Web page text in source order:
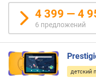
а
)
ч
с
т
4 399 — 4
6 предложений
детский